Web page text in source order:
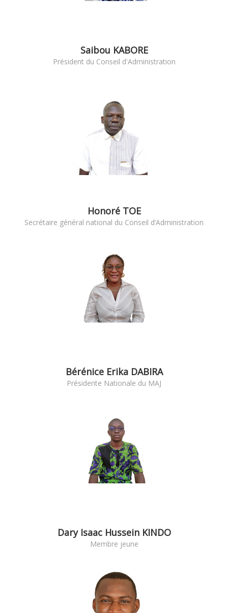
Saibou KABORE
Président du Conseil d'Administration
Honoré TOE
Secrétaire général national du Conseil d’Administration
Bérénice Erika DABIRA
Présidente Nationale du MAJ
Dary Isaac Hussein KINDO
Membre jeune